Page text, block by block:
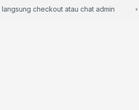
checkout atau chat admin